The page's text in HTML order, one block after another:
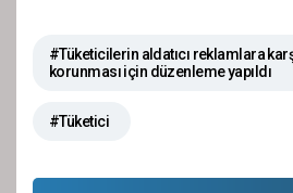
#Tüketicilerin aldatıcı reklamlara
korunması için düzenleme yapıldı
#Tüketici